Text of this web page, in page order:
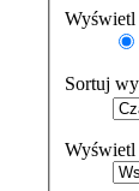
Sortuj
Wyświetl